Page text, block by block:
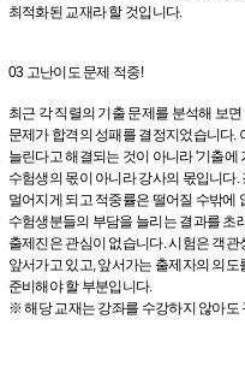
최적화된 교재라 할 것입니다.
03 고난이도 문제 적중!
최근 각 직렬의 기출 문제를 분석해 보
문제가 합격의 성패를 결정지었습니다.
늘린다고 해결되는 것이 아니라 '기출
수험생의 몫이 아니라 강사의 몫입니다
멀어지게 되고 적중률은 떨어질 수밖에
수험생분들의 부담을 늘리는 결과를 초
출제진은 관심이 없습니다. 시험은 객
앞서가고 있고, 앞서가는 출제자의 의
준비해야 할 부분입니다.
※ 해당 교재는 강좌를 수강하지 않아도